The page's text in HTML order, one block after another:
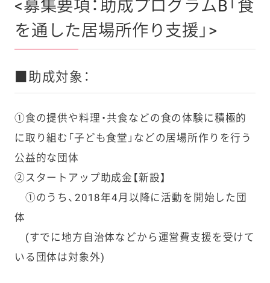
<募集要項：助成プログラムB「食
を通した居場所作り支援」>
■助成対象：
①食の提供や料理・共食などの食の体験に積極的
に取り組む「子ども食堂」などの居場所作りを行う
公益的な団体
②スタートアップ助成金【新設】
①のうち、2018年4月以降に活動を開始した団
体
(すでに地方自治体などから運営費支援を受けて
いる団体は対象外)